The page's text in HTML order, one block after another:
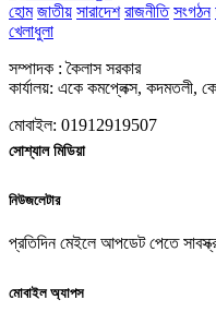
হোম জাতীয় সারাদেশ রাজনীতি সংগঠন
খেলাধুলা
সম্পাদক : কৈলাস সরকার
কার্যালয়: একে কমপ্লেক্স, কদমতলী,
মোবাইল: 01912919507
সোশ্যাল মিডিয়া
নিউজলেটার
প্রতিদিন মেইলে আপডেট পেতে
মোবাইল অ্যাপস